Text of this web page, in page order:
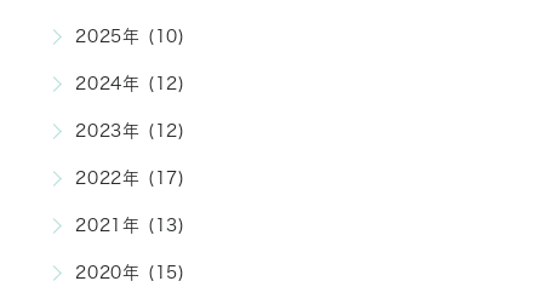
2025年 (10)
2024年 (12)
2023年 (12)
2022年 (17)
2021年 (13)
2020年 (15)